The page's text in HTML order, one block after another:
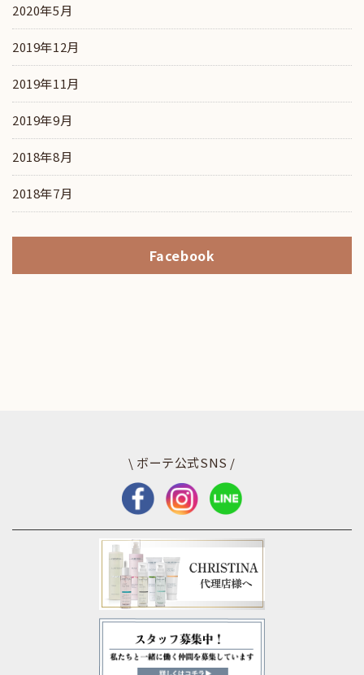
2020年5月
2019年12月
2019年11月
2019年9月
2018年8月
2018年7月
Facebook
\ ボーテ公式SNS /